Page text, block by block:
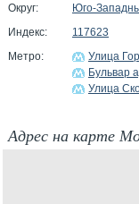
Округ:
Юго-
Индекс:
117623
Метро:
Улица
Бульвар
Улица
Адрес на карте